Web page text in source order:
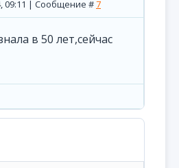
09:11 | Сообщение #7
в 50 лет,сейчас